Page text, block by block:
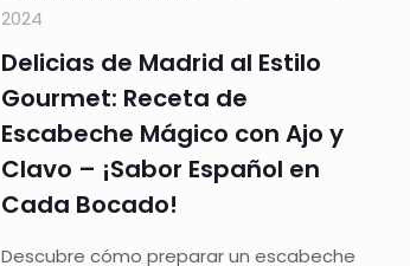
2024
Delicias de Madrid al Estilo
Gourmet: Receta de
Escabeche Mágico con Ajo y
Clavo – ¡Sabor Español en
Cada Bocado!
Descubre cómo preparar un escabeche